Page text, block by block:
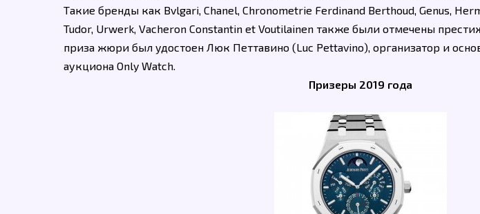
Такие бренды как Bvlgari, Chanel, Chronometrie Ferdinand Berthoud, Genus,
Tudor, Urwerk, Vacheron Constantin et Voutilainen также были отмечены
приза жюри был удостоен Люк Петтавино (Luc Pettavino), организатор и
аукциона Only Watch.
Призеры 2019 года